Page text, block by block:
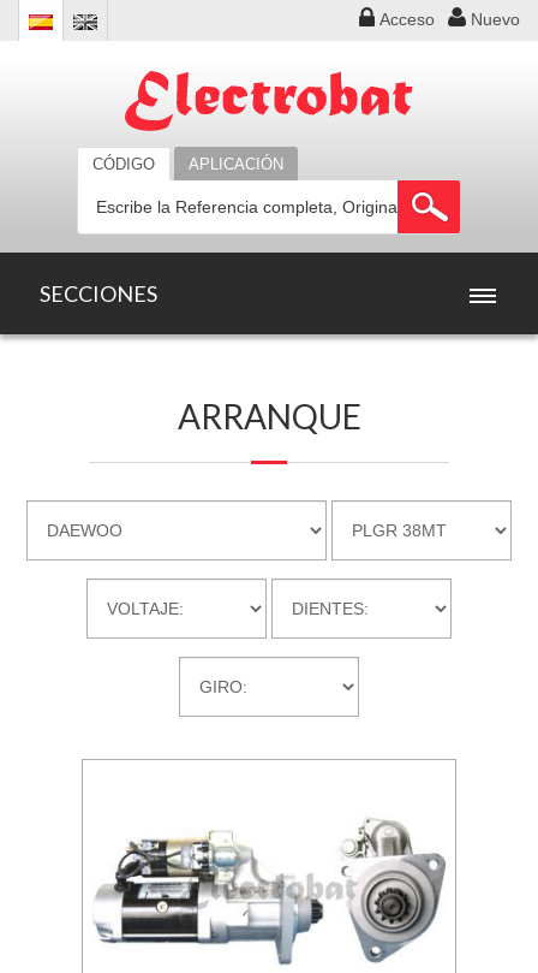
Acceso Nuevo
CÓDIGO APLICACIÓN
SECCIONES
OFERTAS
DESCARGAS
EMPRESA
ARRANQUE